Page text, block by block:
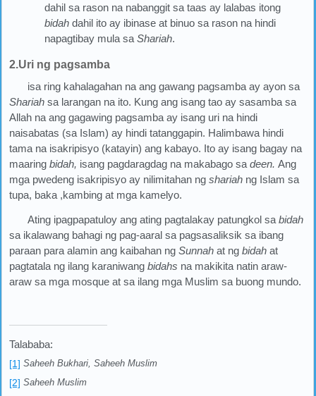
dahil sa rason na nabanggit sa taas ay lalabas itong
bidah dahil ito ay ibinase at binuo sa rason na hindi
napagtibay mula saShariah.
2.Uri ng pagsamba
isa ring kahalagahan na ang gawang pagsamba ay ayon sa
Shariah sa larangan na ito. Kung ang isang tao ay sasamba sa
Allah na ang gagawing pagsamba ay isang uri na hindi
naisabatas (sa Islam) ay hindi tatanggapin. Halimbawa hindi
tama na isakripisyo (katayin) ang kabayo. Ito ay isang bagay na
maaring bidah, isang pagdaragdag na makabago sa deen. Ang
mga pwedeng isakripisyo ay nilimitahan ng shariah ng Islam sa
tupa, baka ,kambing at mga kamelyo.
Ating ipagpapatuloy ang ating pagtalakay patungkol sabidah
sa ikalawang bahagi ng pag-aaral sa pagsasaliksik sa ibang
paraan para alamin ang kaibahan ng Sunnah at ng bidah at
pagtatala ng ilang karaniwang bidahs na makikita natin araw-
araw sa mga mosque at sa ilang mga Muslim sa buong mundo.
Talababa:
[1] Saheeh Bukhari, Saheeh Muslim
[2] Saheeh Muslim